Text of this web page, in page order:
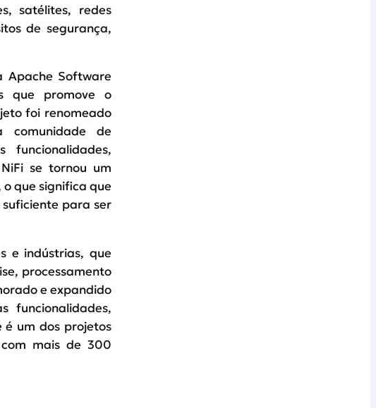
satélites, redes
de segurança,
Apache Software
que promove o
foi renomeado
de
funcionalidades,
se tornou um
que significa que
para ser
e indústrias, que
processamento
e expandido
funcionalidades,
é um dos projetos
mais de 300